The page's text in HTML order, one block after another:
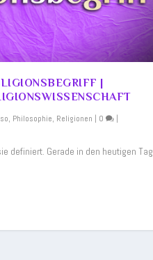
|
, Philosophie, Religionen | 0 |
definiert. Gerade in den heutigen Tag